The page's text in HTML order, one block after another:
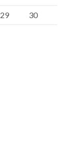
29
30